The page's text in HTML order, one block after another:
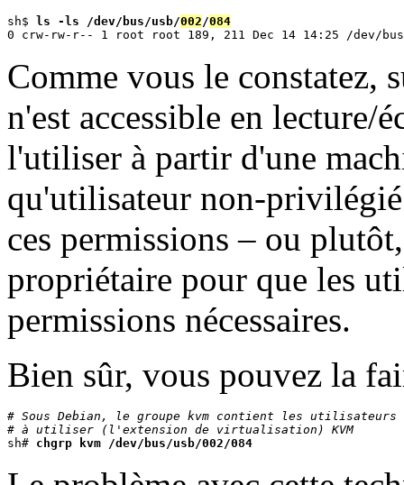
sh$ ls -ls /dev/bus/usb/002 /084
Comme vous le constatez,
n'est accessible en lecture/
l'utiliser à partir d'une
qu'utilisateur non-
ces permissions – ou
propriétaire pour que les
permissions nécessaires.
Bien sûr, vous pouvez la
# Sous Debian, le groupe kvm contient les utilisateurs
# à utiliser (l'extension de virtualisation) KVM
sh# chgrp kvm /dev/bus/usb/002/084